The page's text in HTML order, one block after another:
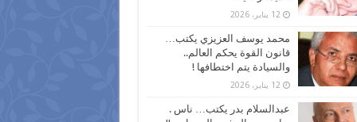
12 يناير، 2026
محمد يوسف العزيزي يكتب…
قانون القوة يحكم العالم..
والسيادة يتم اختطافها !
12 يناير، 2026
عبدالسلام بدر يكتب… ناس .